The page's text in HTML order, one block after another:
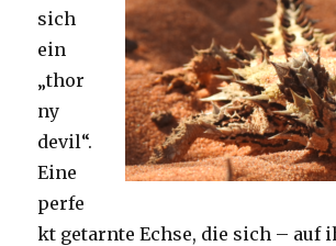
sich
ein
„thor
ny
devil“.
Eine
perfe
kt getarnte Echse, die sich – auf